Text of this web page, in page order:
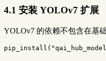
4.1 安装 YOLOv7 扩展
YOLOv7 的依赖不包含在基
pip_install (